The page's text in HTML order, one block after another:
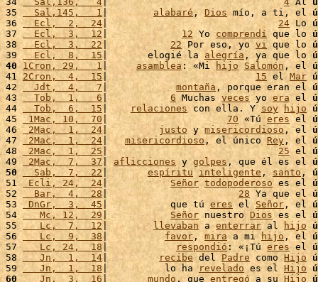
35
  Sal,145,   1
| alabaré, Dios mío, a ti, el
36
  Ecl,  2,  24
| 24 Lo
37
  Ecl,  3,  12
| 12 Yo comprendí que lo
38
  Ecl,  3,  22
| 22 Por eso, yo vi que lo
39
  Ecl,  8,  15
|       elogié la alegría , ya que lo
40 1Cron, 29,   1 | asamblea : «Mi hijo Salomón , el
41 2Cron,  4,  15 | 15 el Mar
42
  Jdt,  4,   7
| montaña , porque eran el
43
  Tob,  1,   6
| 6 Muchas veces yo era el
44
  Tob,  6,  15
| relaciones con ella. Y soy hijo
45 1Mac, 10,  70 | 70 «Tú eres el
46 2Mac,  1,  24| justo y misericordioso, el
47
2Mac,  1,  24 | misericordioso , el único Rey , el
48 2Mac,  1,  25 | 25 el
49
2Mac,  7,  37| aflicciones y golpes, que él es el
50
  Sab,  7,  22
| espíritu inteligente, santo ,
51 Ecli, 24,  24 | Señor todopoderoso es el
52
  Bar,  4,  28
| 28 Ya que el
53 DnGr,  3,  45 |           que tú eres el Señor , el
54
   Mc, 12,  29
| Señor nuestro Dios es el
55
   Lc,  7,  12
| llevaban a enterrar al hijo
56
   Lc,  9,  38
| favor, mira a mi hijo, el
57
   Lc, 24,  18
| respondió: «¡Tú eres el
58
   Jn,  1,  14
| recibe del Padre como Hijo
59
   Jn,  1,  18
|          lo ha revelado es el Hijo
60
   Jn,  3,  16
| mundo , que entregó a su Hijo